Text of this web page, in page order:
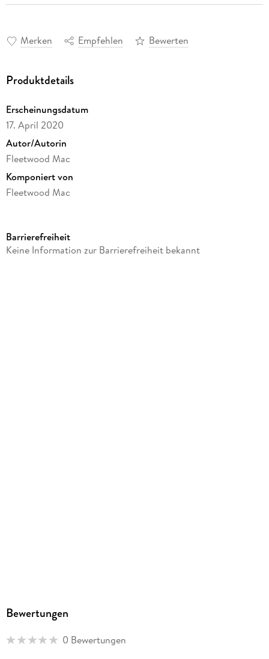
Merken Empfehlen Bewerten
Produktdetails
Erscheinungsdatum
17. April 2020
Autor/Autorin
Fleetwood Mac
Komponiert von
Fleetwood Mac
Produktart
Barrierefreiheit
Keine Information zur Barrierefreiheit bekannt
Bewertungen
0 Bewertungen